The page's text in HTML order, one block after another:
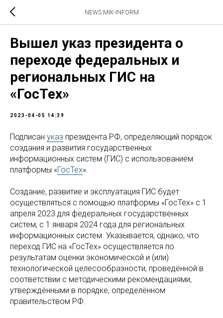
NEWS MIK-INFORM
Вышел указ президента о
переходе федеральных и
региональных ГИС на
«ГосТех»
2023-04-05 14:39
Подписан указ президента РФ, определяющий порядок
создания и развития государственных
информационных систем (ГИС) с использованием
платформы «ГосТех».
Создание, развитие и эксплуатация ГИС будет
осуществляться с помощью платформы «ГосТех» с 1
апреля 2023 для федеральных государственных
систем, с 1 января 2024 года для региональных
информационных систем. Указывается, однако, что
переход ГИС на «ГосТех» осуществляется по
результатам оценки экономической и (или)
технологической целесообразности, проведённой в
соответствии с методическими рекомендациями,
утверждёнными в порядке, определённом
правительством РФ.